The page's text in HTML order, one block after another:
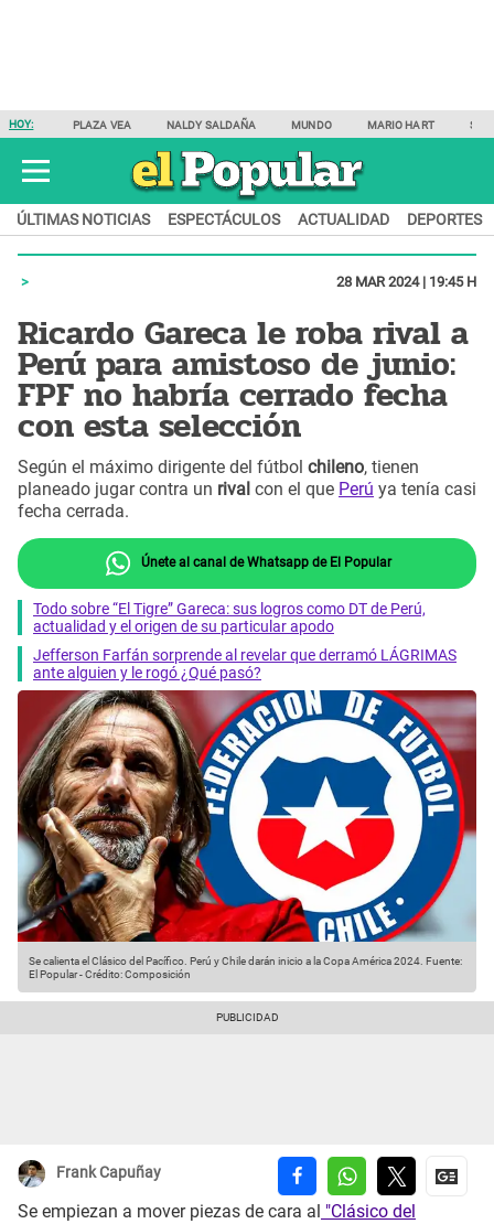
HOY: PLAZA VEA NALDY SALDAÑA MUNDO MARIO HART
ÚLTIMAS NOTICIAS ESPECTÁCULOS ACTUALIDAD DEPORTES
28 MAR 2024 | 19:45 H
Ricardo Gareca le roba rival a
Perú para amistoso de junio:
FPF no habría cerrado fecha
con esta selección
Según el máximo dirigente del fútbol chileno, tienen
planeado jugar contra un rival con el que Perú ya tenía casi
fecha cerrada.
Únete al canal de Whatsapp de El Popular
Todo sobre “El Tigre” Gareca: sus logros como DT de Perú,
actualidad y el origen de su particular apodo
Jefferson Farfán sorprende al revelar que derramó LÁGRIMAS
ante alguien y le rogó ¿Qué pasó?
Se calienta el Clásico del Pacífico. Perú y Chile darán inicio a la Copa América 2024. Fuente:
El Popular-Crédito: Composición
Frank Capuñay
Se empiezan a mover piezas de cara al "Clásico del